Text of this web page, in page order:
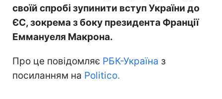
своїй спробі зупинити вступ України до
ЄС, зокрема з боку президента Франції
Еммануеля Макрона.
Про це повідомляє РБК-Україна з
посиланням на Politico.